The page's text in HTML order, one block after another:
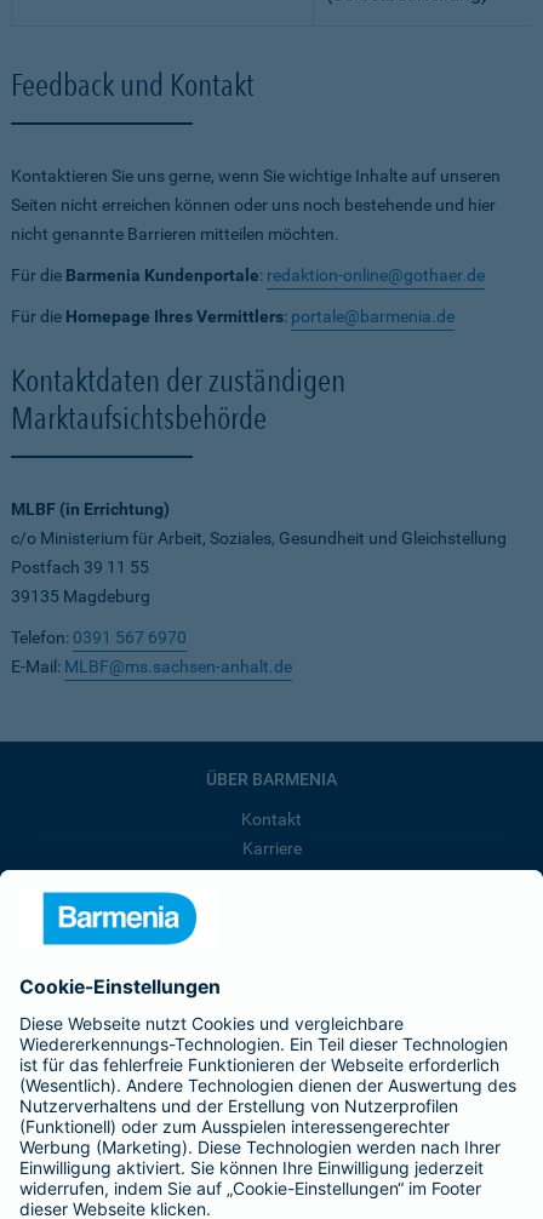
Feedback und Kontakt
Kontaktieren Sie uns gerne, wenn Sie wichtige Inhalte auf unseren
Seiten nicht erreichen können oder uns noch bestehende und hier
nicht genannte Barrieren mitteilen möchten.
Für die Barmenia Kundenportale: redaktion-online@gothaer.de
Für die Homepage Ihres Vermittlers: portale@barmenia.de
Kontaktdaten der zuständigen
Marktaufsichtsbehörde
MLBF (in Errichtung)
c/o Ministerium für Arbeit, Soziales, Gesundheit und Gleichstellung
Postfach 39 11 55
39135 Magdeburg
Telefon: 0391 567 6970
E-Mail: MLBF@ms.sachsen-anhalt.de
ÜBER BARMENIA
Kontakt
Karriere
Presse
Barmenia ist Teil der BarmeniaGothaer
BELIEBTE SEITEN
Kranken-Zusatzversicherung
Tierversicherungen
Haftpflichtversicherung
Hausratversicherung